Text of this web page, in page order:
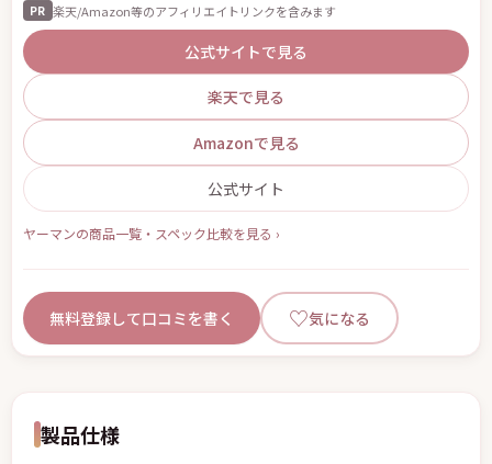
PR 楽天/Amazon等のアフィリエイトリンクを含みます
公式サイトで見る
楽天で見る
Amazonで見る
公式サイト
ヤーマンの商品一覧・スペック比較を見る ›
無料登録して口コミを書く ♡気になる
製品仕様